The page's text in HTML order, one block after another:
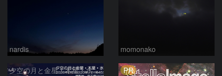
nardis momonako
夕空の月と金星・木星・水星の接近 2026/6/18 PR